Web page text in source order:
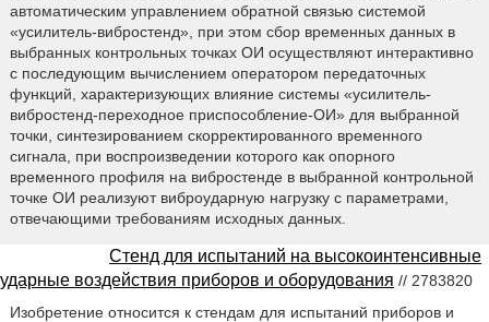
автоматическим управлением обратной связью системой
«усилитель-вибростенд», при этом сбор временных данных в
выбранных контрольных точках ОИ осуществляют интерактивно
с последующим вычислением оператором передаточных
функций, характеризующих влияние системы «усилитель-
вибростенд-переходное приспособление-ОИ» для выбранной
точки, синтезированием скорректированного временного
сигнала, при воспроизведении которого как опорного
временного профиля на вибростенде в выбранной контрольной
точке ОИ реализуют виброударную нагрузку с параметрами,
отвечающими требованиям исходных данных.
Стенд для испытаний на высокоинтенсивные
ударные воздействия приборов и оборудования // 2783820
Изобретение относится к стендам для испытаний приборов и